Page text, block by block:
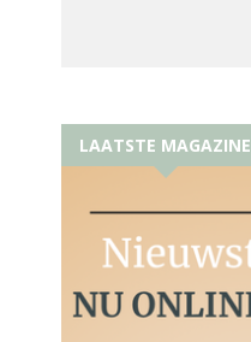
LAATSTE MAGAZINE